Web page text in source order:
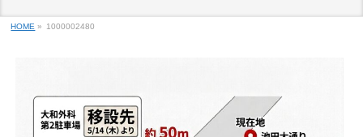
HOME » 1000002480